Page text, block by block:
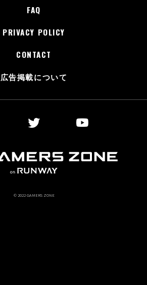
FAQ
PRIVACY POLICY
CONTACT
広告掲載について
© 2022 GAMERS ZONE